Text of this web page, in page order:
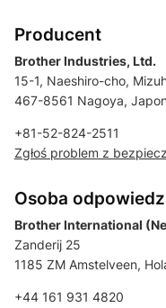
Producent
Brother Industries, Ltd.
15-1, Naeshiro-cho,
467-8561 Nagoya,
+81-52-824-2511
Zgłoś problem z
Osoba
Brother International
Zanderij 25
1185 ZM Amstelveen,
+44 161 931 4820